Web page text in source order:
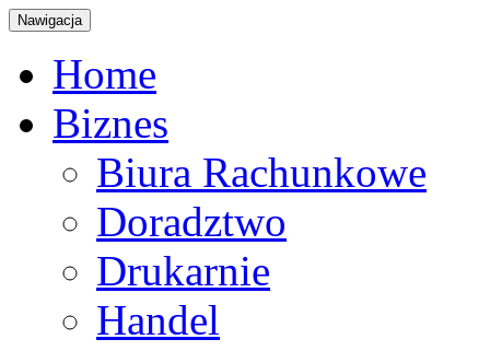
Nawigacja
Home
Biznes
Biura Rachunkowe
Doradztwo
Drukarnie
Handel